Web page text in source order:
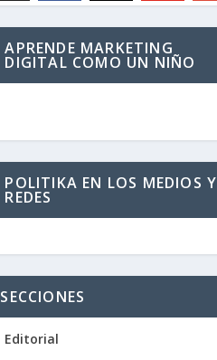
APRENDE MARKETING
DIGITAL COMO UN NIÑO
POLITIKA EN LOS MEDIOS Y
REDES
SECCIONES
Editorial